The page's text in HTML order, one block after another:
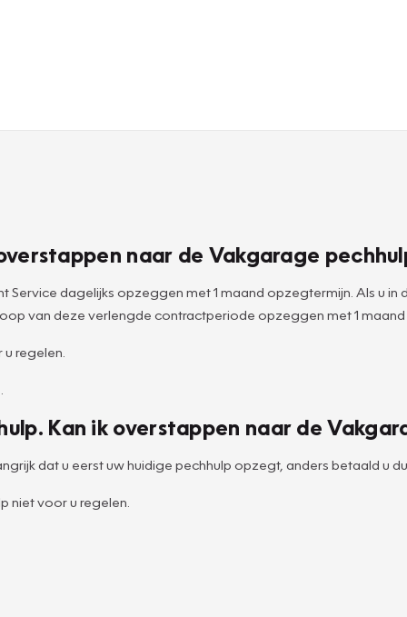
naar de Vakgarage
dagelijks opzeggen met 1 maand opzegtermijn. Als u
van deze verlengde contractperiode opzeggen met 1
regelen.
Kan ik overstappen naar de
dat u eerst uw huidige pechhulp opzegt, anders betaald u
niet voor u regelen.